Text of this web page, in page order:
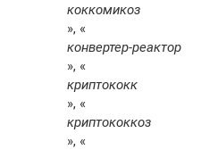
коккомикоз
», «
конвертер-реактор
», «
криптококк
», «
криптококкоз
», «